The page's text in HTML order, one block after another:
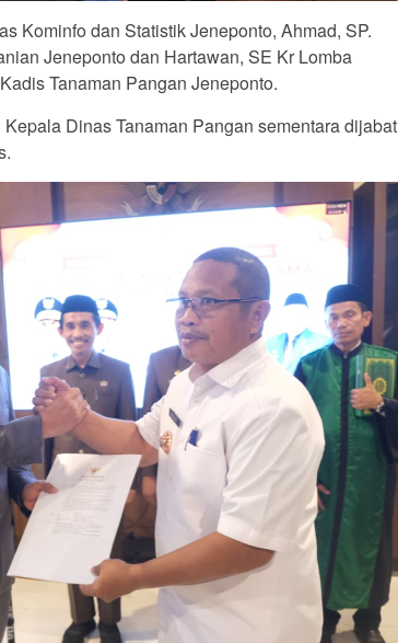
Kominfo dan Statistik Jeneponto, Ahmad, SP.
Jeneponto dan Hartawan, SE Kr Lomba
Tanaman Pangan Jeneponto.
Dinas Tanaman Pangan sementara dijabat